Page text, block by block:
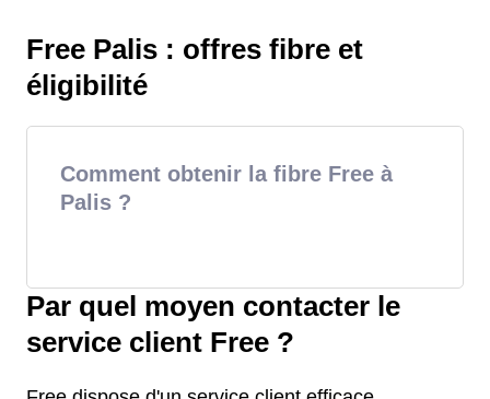
Free Palis : offres fibre et
éligibilité
Comment obtenir la fibre Free à
Palis ?
Par quel moyen contacter le
service client Free ?